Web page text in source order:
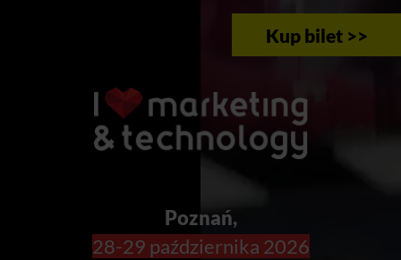
Kup bilet >>
Poznań,
28-29 października 2026